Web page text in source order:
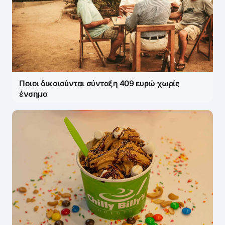
Ποιοι δικαιούνται σύνταξη 409 ευρώ χωρίς
ένσημα